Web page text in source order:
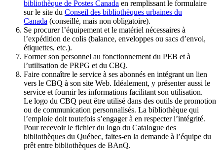
bibliothèque de Postes Canada en remplissant le formulaire
sur le site du Conseil des bibliothèques urbaines du
Canada (conseillé, mais non obligatoire).
Se procurer l’équipement et le matériel nécessaires à
l’expédition de colis (balance, enveloppes ou sacs d’envoi,
étiquettes, etc.).
Former son personnel au fonctionnement du PEB et à
l’utilisation de PRPG et du CBQ.
Faire connaître le service à ses abonnés en intégrant un lien
vers le CBQ à son site Web. Idéalement, y présenter aussi le
service et fournir les informations facilitant son utilisation.
Le logo du CBQ peut être utilisé dans des outils de promotion
ou de communication personnalisés. La bibliothèque qui
l’emploie doit toutefois s’engager à en respecter l’intégrité.
Pour recevoir le fichier du logo du Catalogue des
bibliothèques du Québec, faites-en la demande à l’équipe du
prêt entre bibliothèques de BAnQ.